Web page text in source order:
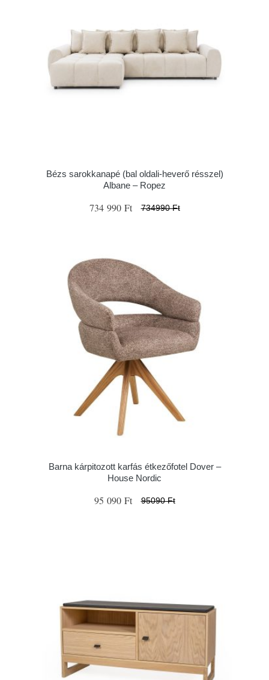
Bézs sarokkanapé (bal oldali-heverő résszel)
Albane – Ropez
734 990 Ft 734990 Ft
Barna kárpitozott karfás étkezőfotel Dover –
House Nordic
95 090 Ft 95090 Ft